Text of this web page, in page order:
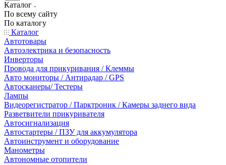
Каталог
По всему сайту
По каталогу
Каталог
Автотовары
Автоэлектрика и безопасность
Инверторы
Провода для прикуривания / Клеммы
Авто мониторы / Антирадар / GPS
Автосканеры/ Тестеры
Лампы
Видеорегистратор / Парктроник / Камеры заднего вида
Разветвители прикуривателя
Автосигнализация
Автостартеры / ПЗУ для аккумулятора
Автоинструмент и оборудование
Манометры
Автономные отопители